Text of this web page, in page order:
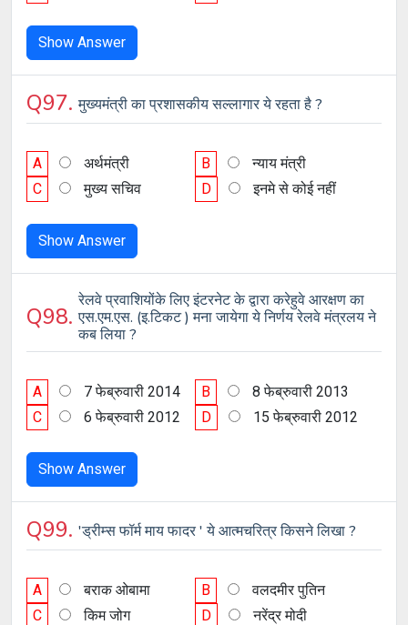
Show Answer
Q97.मुख्यमंत्री का प्रशासकीय सल्लागार ये रहता है ?
A अर्थमंत्री B
न्याय मंत्री
C
मुख्य सचिव D इनमे से कोई नहीं
Show Answer
Q98.
रेलवे प्रवाशियोंके लिए इंटरनेट के द्वारा करेहुवे आरक्षण का
एस.एम.एस. (इ.टिकट ) मना जायेगा ये निर्णय रेलवे मंत्रलय ने
कब लिया ?
A 7 फेब्रुवारी 2014 B
8 फेब्रुवारी 2013
C
6 फेब्रुवारी 2012 D 15 फेब्रुवारी 2012
Show Answer
Q99. 'ड्रीम्स फॉर्म माय फादर ' ये आत्मचरित्र किसने लिखा ?
A बराक ओबामा B
वलदमीर पुतिन
C
किम जोग D नरेंद्र मोदी